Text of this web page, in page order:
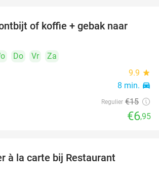
food
food
of koffie + gebak naar
Do Vr
Za
9.9 star
8 min. directions_car
Regulier €15
€6,95
à la carte bij Restaurant